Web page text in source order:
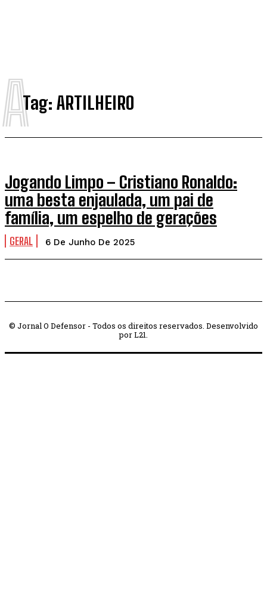
Tag: ARTILHEIRO
A
Jogando Limpo – Cristiano Ronaldo:
uma besta enjaulada, um pai de
família, um espelho de gerações
GERAL 6 De Junho De 2025
© Jornal O Defensor - Todos os direitos reservados. Desenvolvido
por L21.